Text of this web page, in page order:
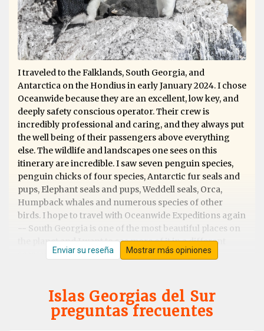
I traveled to the Falklands, South Georgia, and
Antarctica on the Hondius in early January 2024. I chose
Oceanwide because they are an excellent, low key, and
deeply safety conscious operator. Their crew is
incredibly professional and caring, and they always put
the well being of their passengers above everything
else. The wildlife and landscapes one sees on this
itinerary are incredible. I saw seven penguin species,
penguin chicks of four species, Antarctic fur seals and
pups, Elephant seals and pups, Weddell seals, Orca,
Humpback whales and numerous species of other
birds. I hope to travel with Oceanwide Expeditions again
-- South Georgia is one of the most beautiful places on
the planet and I want to see more of it in a different
Best trip ever
Enviar su reseña Mostrar más opiniones
Islas Georgias del Sur
preguntas frecuentes